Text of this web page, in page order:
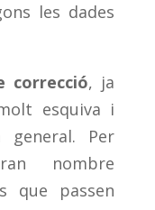
les dades
correcció, ja
esquiva i
general. Per
nombre
que passen